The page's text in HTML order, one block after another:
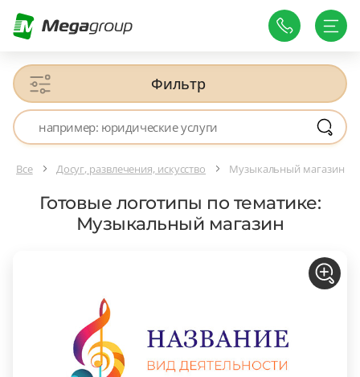
Фильтр
Все Досуг, развлечения, искусство Музыкальный магазин
Готовые логотипы по тематике:
Музыкальный магазин